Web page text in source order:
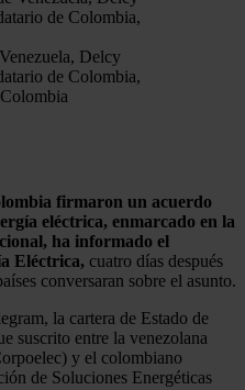
Delcy
de Colombia,
firmaron un acuerdo
eléctrica, enmarcado en la
ha informado el
Eléctrica, cuatro días después
conversaran sobre el asunto.
la cartera de Estado de
suscrito entre la venezolana
y el colombiano
de Soluciones Energéticas